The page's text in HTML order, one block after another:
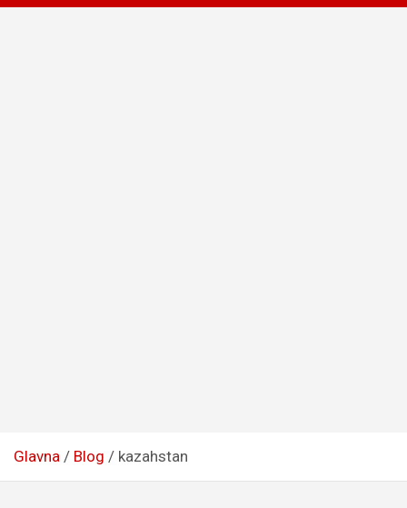
Glavna Blog kazahstan